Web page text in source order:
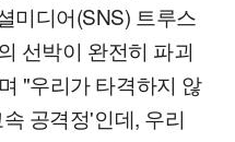
미디어(SNS) 트루스
선박이 완전히 파괴
"우리가 타격하지 않
공격정'인데, 우리